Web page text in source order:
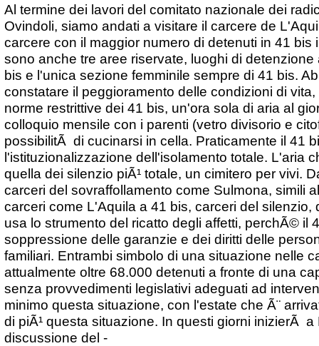
Al termine dei lavori del comitato nazionale dei
Ovindoli, siamo andati a visitare il carcere de
carcere con il maggior numero di detenuti in 41 bis
sono anche tre aree riservate, luoghi di
bis e l'unica sezione femminile sempre di 41 bis.
constatare il peggioramento delle condizioni di
norme restrittive dei 41 bis, un'ora sola di aria al
colloquio mensile con i parenti (vetro divisorio e
possibilitÃ di cucinarsi in cella. Praticamente il 41
l'istituzionalizzazione dell'isolamento totale. L'aria
quella dei silenzio piÃ¹ totale, un cimitero per vivi.
carceri del sovraffollamento come Sulmona, simili
carceri come L'Aquila a 41 bis, carceri del silenzio,
usa lo strumento del ricatto degli affetti, perchÃ© il
soppressione delle garanzie e dei diritti delle
familiari. Entrambi simbolo di una situazione nelle
attualmente oltre 68.000 detenuti a fronte di una
senza provvedimenti legislativi adeguati ad
minimo questa situazione, con l'estate che Ã¨
di piÃ¹ questa situazione. In questi giorni inizierÃ a
discussione del -